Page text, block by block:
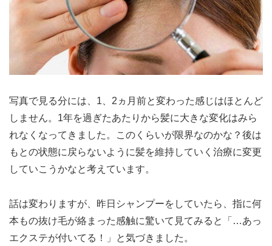
写真で見る分には、1、2ヵ月前と変わった感じはほとんど
しません。1年を過ぎたあたりから髪に大きな変化はみら
れなくなってきました。このくらいが限界なのかな？後は
もとの状態に戻らないように髪を維持していく治療に変更
していこうかなと考えています。
話は変わりますが、昨日シャンプーをしていたら、指に何
本もの抜け毛が絡まった感触に驚いて見てみると「…あっ
エクステが付いてる！」と気づきました。